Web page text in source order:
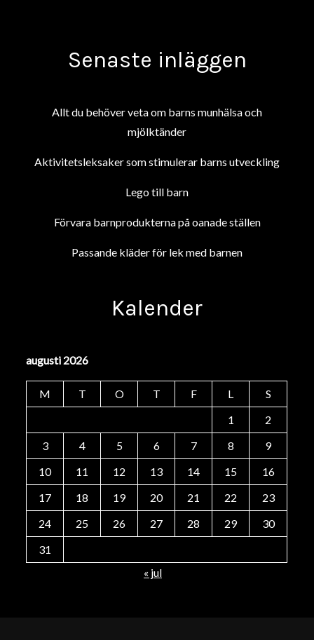
Senaste inläggen
Allt du behöver veta om barns munhälsa och
mjölktänder
Aktivitetsleksaker som stimulerar barns utveckling
Lego till barn
Förvara barnprodukterna på oanade ställen
Passande kläder för lek med barnen
Kalender
augusti 2026
M T O T F L
S
1
2
3
4 5 6 7 8
9
10
11 12 13 14 15
16
17
18 19 20 21 22
23
24
25 26 27 28 29
30
31
« jul